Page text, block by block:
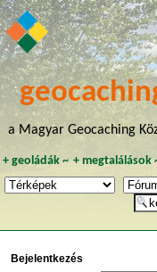
a Magyar Geocaching
+ geoládák~ +megtalálások
Bejelentkezés